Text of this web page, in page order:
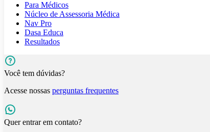
Para Médicos
Núcleo de Assessoria Médica
Nav Pro
Dasa Educa
Resultados
Você tem dúvidas?
Acesse nossas perguntas frequentes
Quer entrar em contato?